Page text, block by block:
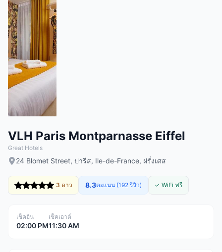
VLH Paris Montparnasse Eiffel
Great Hotels
24 Blomet Street, ปารีส, Ile-de-France, ฝรั่งเศส
3 ดาว 8.3คะแนน (192 รีวิว) ✓ WiFi ฟรี
เช็คอิน
02:00 PM
เช็คเอาต์
11:30 AM